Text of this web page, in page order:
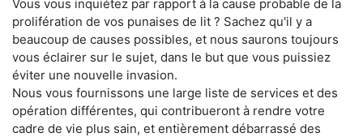
Vous vous inquiétez par rapport à la cause probable de la
prolifération de vos punaises de lit ? Sachez qu'il y a
beaucoup de causes possibles, et nous saurons toujours
vous éclairer sur le sujet, dans le but que vous puissiez
éviter une nouvelle invasion.
Nous vous fournissons une large liste de services et des
opération différentes, qui contribueront à rendre votre
cadre de vie plus sain, et entièrement débarrassé des